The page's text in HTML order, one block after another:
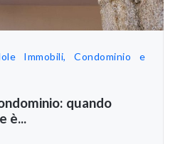
Immobili, Condominio e
quando
è...